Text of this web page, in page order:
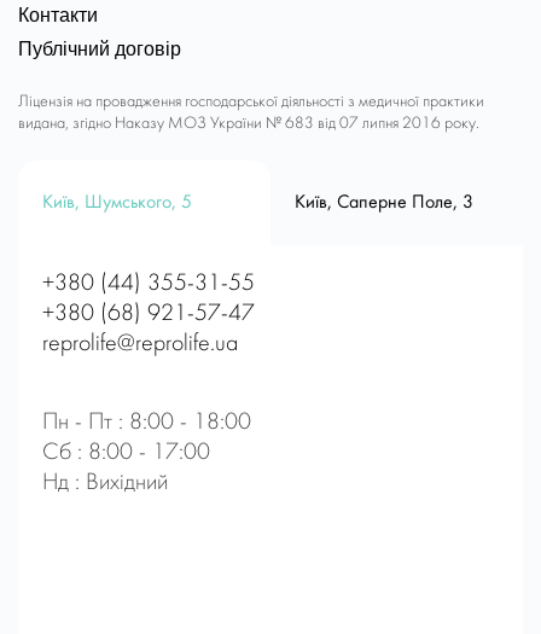
Контакти
Публічний договір
Ліцензія на провадження господарської діяльності з медичної практики
видана, згідно Наказу МОЗ України № 683 від 07 липня 2016 року.
Київ, Шумського, 5 Київ, Саперне Поле, 3
+380 (44) 355-31-55
+380 (68) 921-57-47
reprolife@reprolife.ua
Пн - Пт : 8:00 - 18:00
Сб : 8:00 - 17:00
Нд : Вихідний